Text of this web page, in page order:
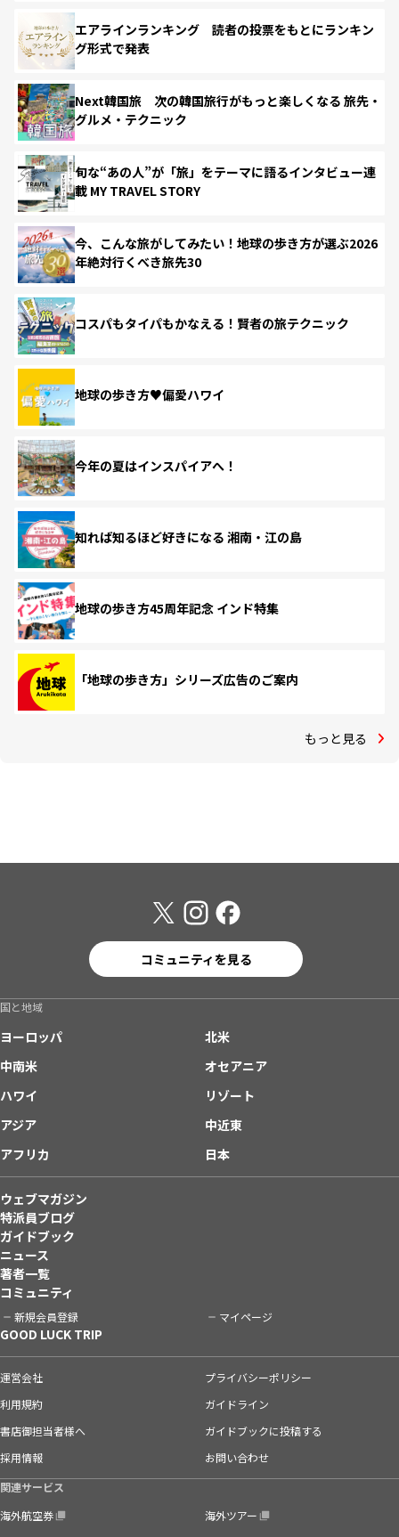
エアラインランキング 読者の投票をもとにランキン
グ形式で発表
Next韓国旅 次の韓国旅行がもっと楽しくなる 旅先・
グルメ・テクニック
旬な“あの人”が「旅」をテーマに語るインタビュー連
載 MY TRAVEL STORY
今、こんな旅がしてみたい！地球の歩き方が選ぶ2026
年絶対行くべき旅先30
コスパもタイパもかなえる！賢者の旅テクニック
地球の歩き方♥偏愛ハワイ
今年の夏はインスパイアへ！
知れば知るほど好きになる 湘南・江の島
地球の歩き方45周年記念 インド特集
「地球の歩き方」シリーズ広告のご案内
もっと見る
コミュニティを見る
国と地域
ヨーロッパ
北米
中南米
オセアニア
ハワイ
リゾート
アジア
中近東
アフリカ
日本
ウェブマガジン
特派員ブログ
ガイドブック
ニュース
著者一覧
コミュニティ
新規会員登録 マイページ
GOOD LUCK TRIP
運営会社
プライバシーポリシー
利用規約
ガイドライン
書店御担当者様へ
ガイドブックに投稿する
採用情報
お問い合わせ
関連サービス
海外航空券
海外ツアー